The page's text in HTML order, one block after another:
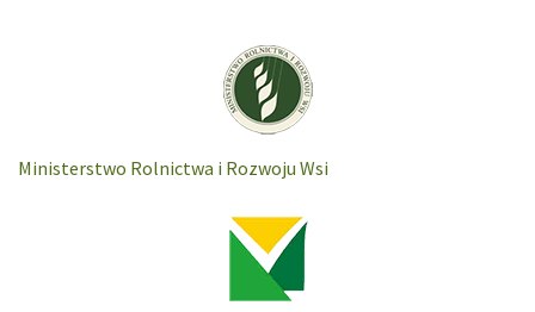
Ministerstwo Rolnictwa i Rozwoju Wsi